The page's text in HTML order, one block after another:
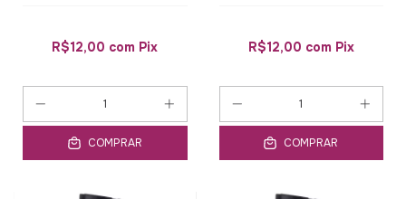
R$12,00 com Pix
COMPRAR
R$12,00 com Pix
COMPRAR